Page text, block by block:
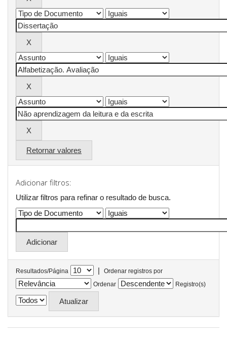
Retornar valores
Adicionar filtros:
Utilizar filtros para refinar o resultado de busca.
Resultados/Página |
Ordenar registros por
Ordenar
Registro(s)